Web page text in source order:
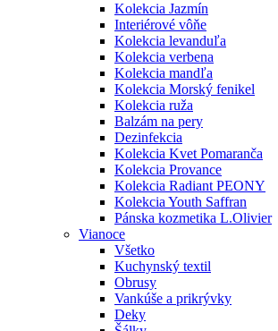
Kolekcia Jazmín
Interiérové vôňe
Kolekcia levanduľa
Kolekcia verbena
Kolekcia mandľa
Kolekcia Morský fenikel
Kolekcia ruža
Balzám na pery
Dezinfekcia
Kolekcia Kvet Pomaranča
Kolekcia Provance
Kolekcia Radiant PEONY
Kolekcia Youth Saffran
Pánska kozmetika L.Olivier
Vianoce
Všetko
Kuchynský textil
Obrusy
Vankúše a prikrývky
Deky